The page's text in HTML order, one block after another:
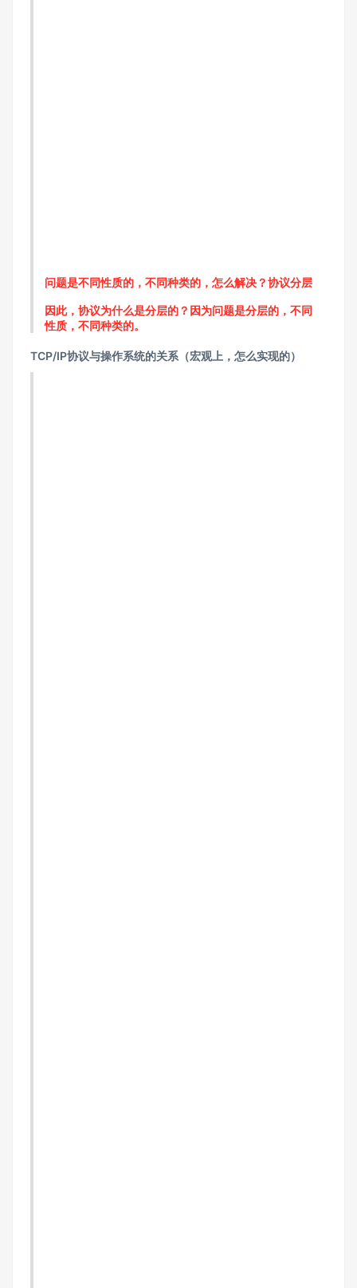
问题是不同性质的，不同种类的，怎么解决？协议分层
因此，协议为什么是分层的？因为问题是分层的，不同
性质，不同种类的。
TCP/IP协议与操作系统的关系（宏观上，怎么实现的）